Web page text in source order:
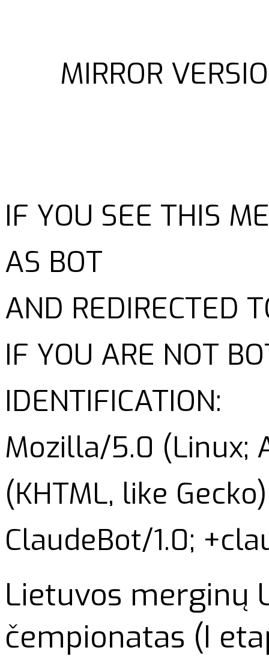
MIRROR
IF YOU SEE THIS
AS BOT
AND REDIRECTED
IF YOU ARE NOT
IDENTIFICATION:
Mozilla/5.0 (Linux;
(KHTML, like
ClaudeBot/1.0;
Lietuvos merginų
čempionatas (I